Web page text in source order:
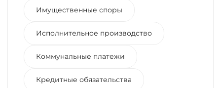
Имущественные споры
Исполнительное производство
Коммунальные платежи
Кредитные обязательства